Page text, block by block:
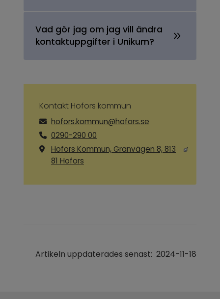
Vad gör jag om jag vill ändra
kontaktuppgifter i Unikum?
Kontakt Hofors kommun
hofors.kommun@hofors.se
0290-290 00
Hofors Kommun, Granvägen 8, 813
81 Hofors
Artikeln uppdaterades senast: 2024-11-18